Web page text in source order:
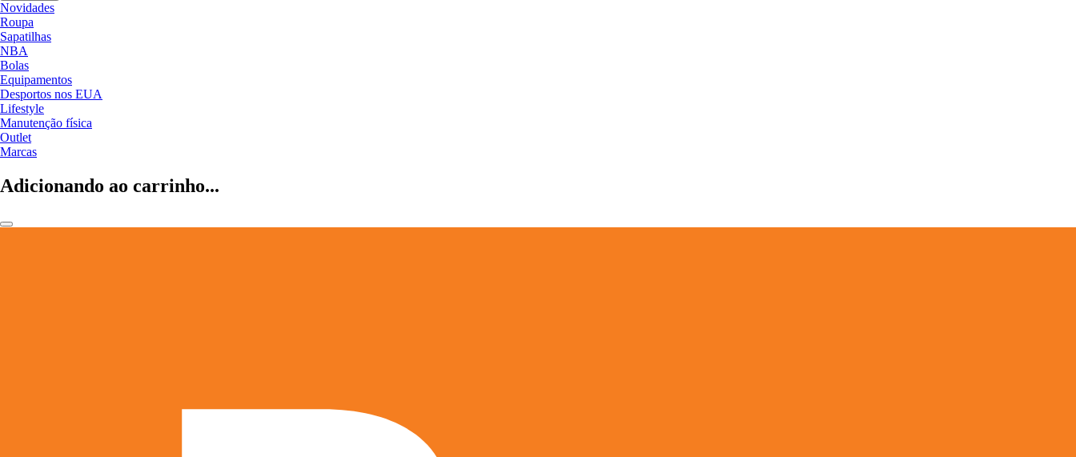
Novidades
Roupa
Sapatilhas
NBA
Bolas
Equipamentos
Desportos nos EUA
Lifestyle
Manutenção física
Outlet
Marcas
Adicionando ao carrinho...